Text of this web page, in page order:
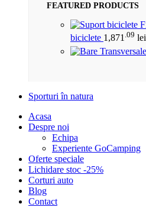
FEATURED PRODUCTS
biciclete 1,871 .09 lei
Sporturi în natura
Acasa
Despre noi
Echipa
Experiente GoCamping
Oferte speciale
Lichidare stoc -25%
Corturi auto
Blog
Contact